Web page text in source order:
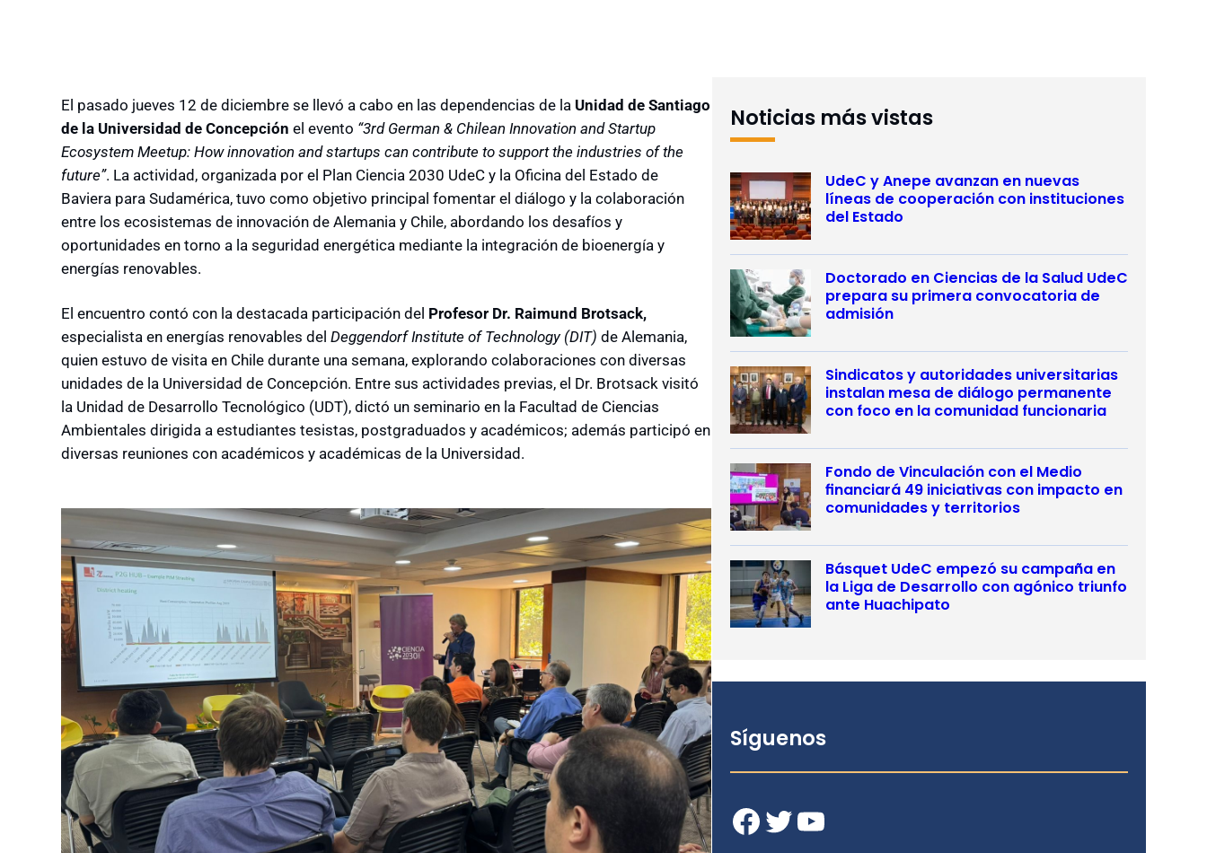
El pasado jueves 12 de diciembre se llevó a cabo en las dependencias de la Unidad de Santiago
de la Universidad de Concepción el evento “3rd German & Chilean Innovation and Startup
Ecosystem Meetup: How innovation and startups can contribute to support the industries of the
future”. La actividad, organizada por el Plan Ciencia 2030 UdeC y la Oficina del Estado de
Baviera para Sudamérica, tuvo como objetivo principal fomentar el diálogo y la colaboración
entre los ecosistemas de innovación de Alemania y Chile, abordando los desafíos y
oportunidades en torno a la seguridad energética mediante la integración de bioenergía y
energías renovables.
El encuentro contó con la destacada participación del Profesor Dr. Raimund Brotsack,
especialista en energías renovables del Deggendorf Institute of Technology (DIT) de Alemania,
quien estuvo de visita en Chile durante una semana, explorando colaboraciones con diversas
unidades de la Universidad de Concepción. Entre sus actividades previas, el Dr. Brotsack visitó
la Unidad de Desarrollo Tecnológico (UDT), dictó un seminario en la Facultad de Ciencias
Ambientales dirigida a estudiantes tesistas, postgraduados y académicos; además participó en
diversas reuniones con académicos y académicas de la Universidad.
Noticias más vistas
UdeC y Anepe avanzan en nuevas
líneas de cooperación con instituciones
del Estado
Doctorado en Ciencias de la Salud UdeC
prepara su primera convocatoria de
admisión
Sindicatos y autoridades universitarias
instalan mesa de diálogo permanente
con foco en la comunidad funcionaria
Fondo de Vinculación con el Medio
financiará 49 iniciativas con impacto en
comunidades y territorios
Básquet UdeC empezó su campaña en
la Liga de Desarrollo con agónico triunfo
ante Huachipato
Síguenos
Facebook Twitter YouTube